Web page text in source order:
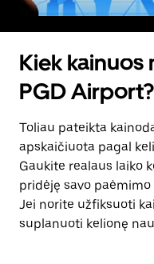
Kiek kainuos
PGD Airport?
Toliau pateikta
apskaičiuota pagal
Gaukite realaus laiko
pridėję savo
Jei norite užfiksuoti
suplanuoti kelionę